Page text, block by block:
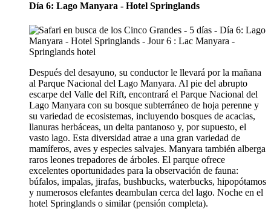
Día 6: Lago Manyara - Hotel Springlands
Después del desayuno, su conductor le llevará por la mañana
al Parque Nacional del Lago Manyara. Al pie del abrupto
escarpe del Valle del Rift, encontrará el Parque Nacional del
Lago Manyara con su bosque subterráneo de hoja perenne y
su variedad de ecosistemas, incluyendo bosques de acacias,
llanuras herbáceas, un delta pantanoso y, por supuesto, el
vasto lago. Esta diversidad atrae a una gran variedad de
mamíferos, aves y especies salvajes. Manyara también alberga
raros leones trepadores de árboles. El parque ofrece
excelentes oportunidades para la observación de fauna:
búfalos, impalas, jirafas, bushbucks, waterbucks, hipopótamos
y numerosos elefantes deambulan cerca del lago. Noche en el
hotel Springlands o similar (pensión completa).